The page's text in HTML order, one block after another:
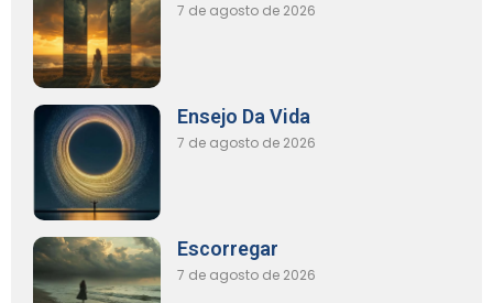
7 de agosto de 2026
Ensejo Da Vida
7 de agosto de 2026
Escorregar
7 de agosto de 2026